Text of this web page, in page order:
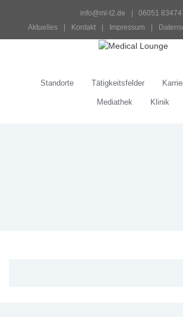
info@ml-t2.de
|   06051
Aktuelles
Kontakt Impressum
Standorte Tätigkeitsfelder
Mediathek Klinik